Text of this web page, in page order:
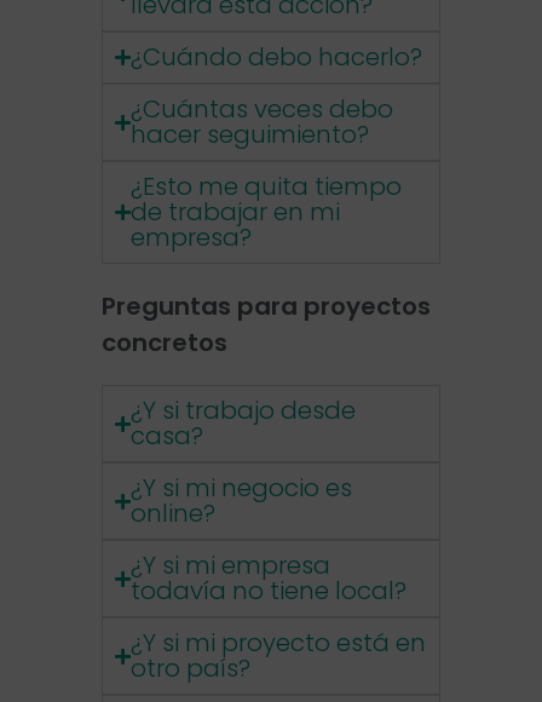
¿Cuándo debo hacerlo?
¿Cuántas veces debo
hacer seguimiento?
¿Esto me quita tiempo
de trabajar en mi
empresa?
Preguntas para proyectos
concretos
¿Y si trabajo desde
casa?
¿Y si mi negocio es
online?
¿Y si mi empresa
todavía no tiene local?
¿Y si mi proyecto está en
otro país?